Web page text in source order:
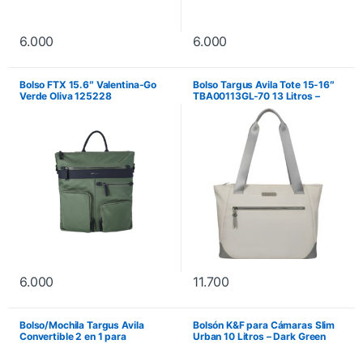
6.000 6.000
Bolso FTX 15.6″ Valentina-Go
Verde Oliva 125228
6.000
Bolso Targus Avila Tote 15-16″
TBA00113GL-70 13 Litros –
11.700
Bolso/Mochila Targus Avila
Convertible 2 en 1 para
Bolsón K&F para Cámaras Slim
Urban 10 Litros – Dark Green